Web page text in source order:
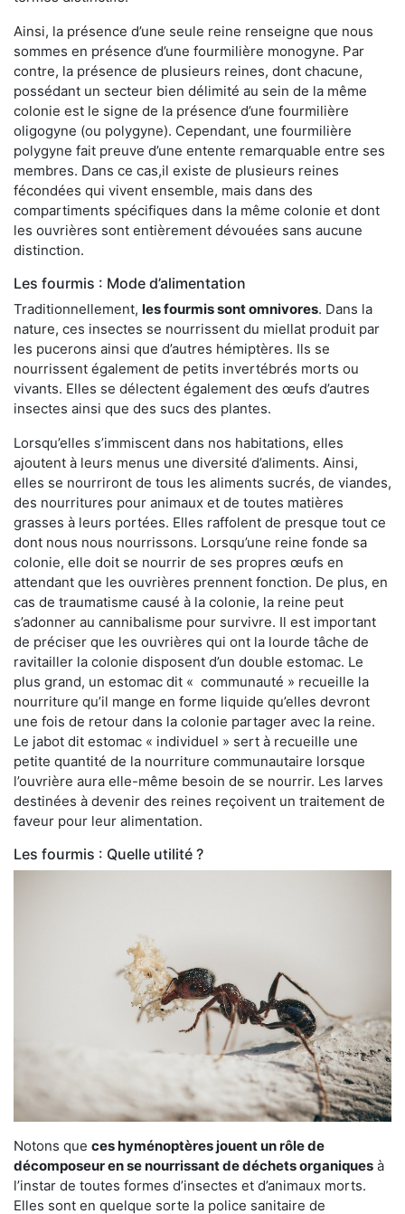
Ainsi, la présence d’une seule reine renseigne que nous
sommes en présence d’une fourmilière monogyne. Par
contre, la présence de plusieurs reines, dont chacune,
possédant un secteur bien délimité au sein de la même
colonie est le signe de la présence d’une fourmilière
oligogyne (ou polygyne). Cependant, une fourmilière
polygyne fait preuve d’une entente remarquable entre ses
membres. Dans ce cas,il existe de plusieurs reines
fécondées qui vivent ensemble, mais dans des
compartiments spécifiques dans la même colonie et dont
les ouvrières sont entièrement dévouées sans aucune
distinction.
Les fourmis : Mode d’alimentation
Traditionnellement, les fourmis sont omnivores. Dans la
nature, ces insectes se nourrissent du miellat produit par
les pucerons ainsi que d’autres hémiptères. Ils se
nourrissent également de petits invertébrés morts ou
vivants. Elles se délectent également des œufs d’autres
insectes ainsi que des sucs des plantes.
Lorsqu’elles s’immiscent dans nos habitations, elles
ajoutent à leurs menus une diversité d’aliments. Ainsi,
elles se nourriront de tous les aliments sucrés, de viandes,
des nourritures pour animaux et de toutes matières
grasses à leurs portées. Elles raffolent de presque tout ce
dont nous nous nourrissons. Lorsqu’une reine fonde sa
colonie, elle doit se nourrir de ses propres œufs en
attendant que les ouvrières prennent fonction. De plus, en
cas de traumatisme causé à la colonie, la reine peut
s’adonner au cannibalisme pour survivre. Il est important
de préciser que les ouvrières qui ont la lourde tâche de
ravitailler la colonie disposent d’un double estomac. Le
plus grand, un estomac dit « communauté » recueille la
nourriture qu’il mange en forme liquide qu’elles devront
une fois de retour dans la colonie partager avec la reine.
Le jabot dit estomac « individuel » sert à recueille une
petite quantité de la nourriture communautaire lorsque
l’ouvrière aura elle-même besoin de se nourrir. Les larves
destinées à devenir des reines reçoivent un traitement de
faveur pour leur alimentation.
Les fourmis : Quelle utilité ?
Notons que ces hyménoptères jouent un rôle de
décomposeur en se nourrissant de déchets organiques à
l’instar de toutes formes d’insectes et d’animaux morts.
Elles sont en quelque sorte la police sanitaire de